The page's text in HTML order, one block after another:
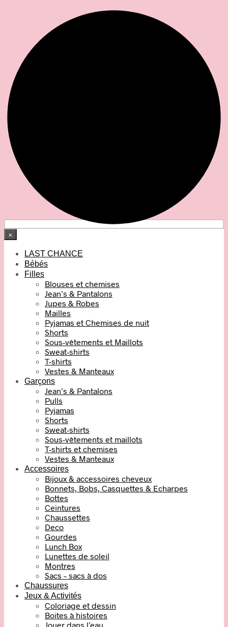
×
LAST CHANCE
Bébés
Filles
Blouses et chemises
Jean’s & Pantalons
Jupes & Robes
Mailles
Pyjamas et Chemises de nuit
Shorts
Sous-vêtements et Maillots
Sweat-shirts
T-shirts
Vestes & Manteaux
Garçons
Jean’s & Pantalons
Pulls
Pyjamas
Shorts
Sweat-shirts
Sous-vêtements et maillots
T-shirts et chemises
Vestes & Manteaux
Accessoires
Bijoux & accessoires cheveux
Bonnets, Bobs, Casquettes & Echarpes
Bottes
Ceintures
Chaussettes
Deco
Gourdes
Lunch Box
Lunettes de soleil
Montres
Sacs – sacs à dos
Chaussures
Jeux & Activités
Coloriage et dessin
Boites à histoires
Jouer dans l’eau